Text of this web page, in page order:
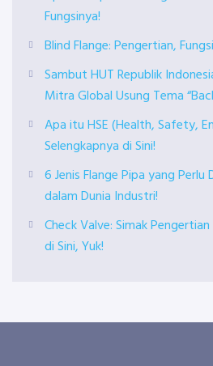
Fungsinya!
Blind Flange: Pengertian,
Sambut HUT Republik
Mitra Global Usung Tema
Apa itu HSE (Health, Safety,
Selengkapnya di Sini!
6 Jenis Flange Pipa yang
dalam Dunia Industri!
Check Valve: Simak
di Sini, Yuk!